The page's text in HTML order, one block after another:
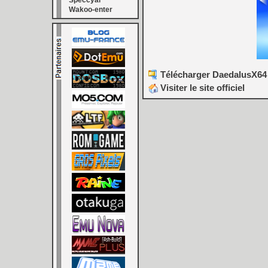
Wakoo-enter
Télécharger
Visiter le site officiel